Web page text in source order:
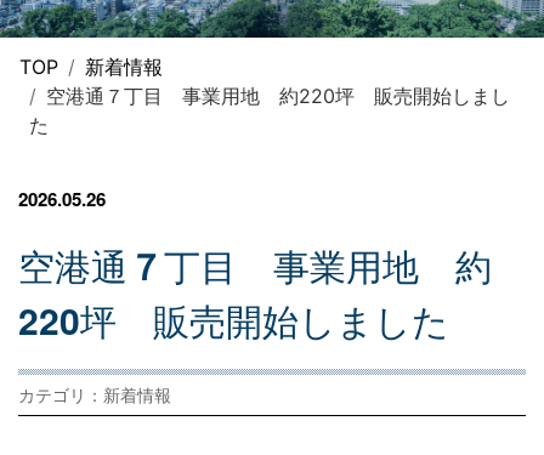
TOP
新着情報
空港通７丁目 事業用地 約220坪 販売開始しまし
た
2026.05.26
空港通 ７丁目 事業用地
約
220坪 販売開始し ま した
カテゴリ：新着情報